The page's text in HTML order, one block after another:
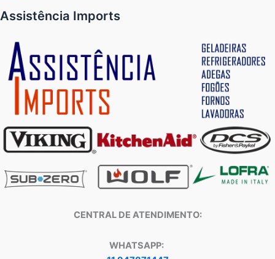
Assistência Imports
CENTRAL DE ATENDIMENTO:
WHATSAPP: